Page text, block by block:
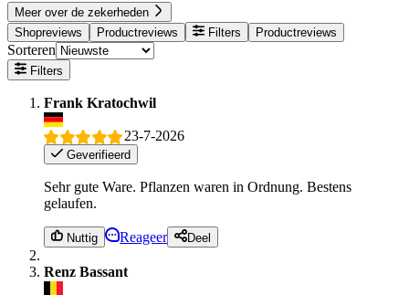
Meer over de zekerheden
Shopreviews
Productreviews Filters Productreviews
Sorteren
Filters
Frank Kratochwil
23-7-2026
Geverifieerd
Sehr gute Ware. Pflanzen waren in Ordnung. Bestens
gelaufen.
Nuttig Reageer Deel
Renz Bassant